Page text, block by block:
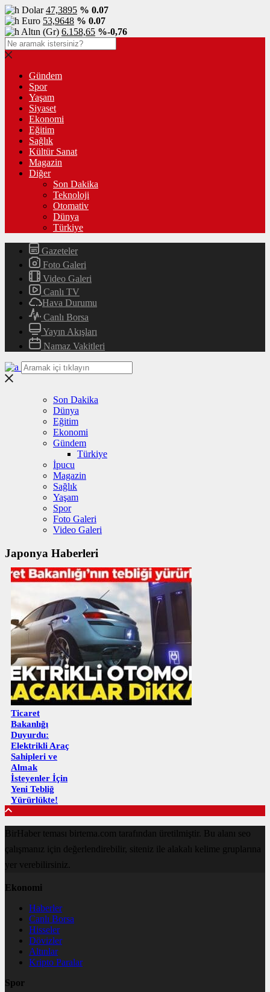
Dolar47,3895 % 0.07
Euro 53,9648 % 0.07
Altın (Gr) 6.158,65 %-0,76
Gündem
Spor
Yaşam
Siyaset
Ekonomi
Eğitim
Sağlık
Kültür Sanat
Magazin
Diğer
Son Dakika
Teknoloji
Otomativ
Dünya
Türkiye
Gazeteler
Foto Galeri
Video Galeri
Canlı TV
Hava Durumu
Canlı Borsa
Yayın Akışları
Namaz Vakitleri
Son Dakika
Dünya
Eğitim
Ekonomi
Gündem
Türkiye
İpucu
Magazin
Sağlık
Yaşam
Spor
Foto Galeri
Video Galeri
Japonya Haberleri
Ticaret
Bakanlığı
Duyurdu:
Elektrikli Araç
Sahipleri ve
Almak
İsteyenler İçin
Yeni Tebliğ
Yürürlükte!
BirHaber teması birtema.com tarafından üretilmiştir. Bu alanı seo
çalışmanız için değerlendirebilir, siteniz ile alakalı kelime gruplarına
yer verebilirsiniz.
Ekonomi
Haberler
Canlı Borsa
Hisseler
Dövizler
Altınlar
Kripto Paralar
Spor